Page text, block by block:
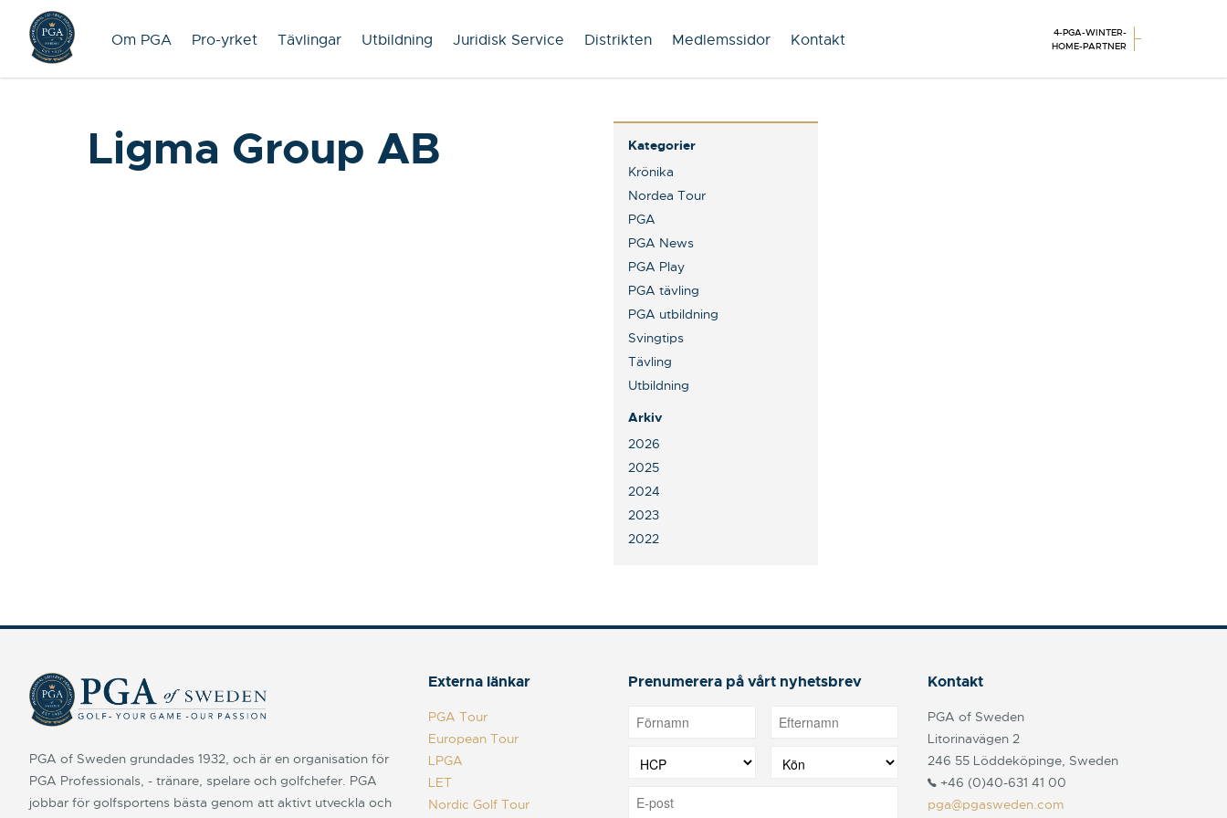
Om PGA Pro-yrket Tävlingar Utbildning Juridisk Service Distrikten Medlemssidor Kontakt
4-PGA-WINTER-
HOME-PARTNER
Ligma Group AB
Kategorier
Krönika
Nordea Tour
PGA
PGA News
PGA Play
PGA tävling
PGA utbildning
Svingtips
Tävling
Utbildning
Arkiv
2026
2025
2024
2023
2022
PGA of Sweden grundades 1932, och är en organisation för
PGA Professionals, - tränare, spelare och golfchefer. PGA
jobbar för golfsportens bästa genom att aktivt utveckla och
Externa länkar
PGA Tour
European Tour
LPGA
LET
Nordic Golf Tour
Prenumerera på vårt nyhetsbrev Kontakt
PGA of Sweden
Litorinavägen 2
246 55 Löddeköpinge, Sweden
+46 (0)40-631 41 00
pga@pgasweden.com